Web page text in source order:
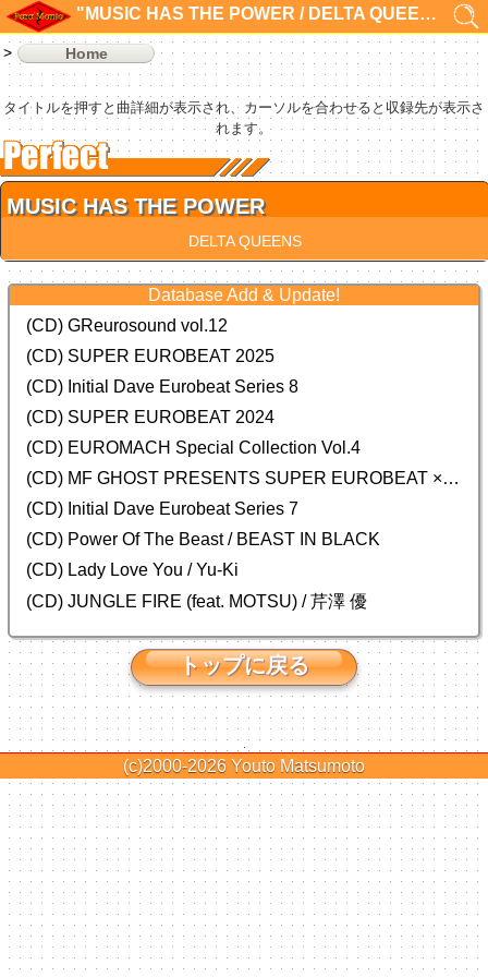
"MUSIC HAS THE POWER / DELTA QUEENS"の検索結果 1件
Home
タイトルを押すと曲詳細が表示され、カーソルを合わせると収録先が表示さ
れます。
MUSIC HAS THE POWER
DELTA QUEENS
Database Add & Update!
(CD) GReurosound vol.12
(CD) SUPER EUROBEAT 2025
(CD) Initial Dave Eurobeat Series 8
(CD) SUPER EUROBEAT 2024
(CD) EUROMACH Special Collection Vol.4
(CD) MF GHOST PRESENTS SUPER EUROBEAT × ORIGINAL SOUNDTRACK NEW COLLECTION
(CD) Initial Dave Eurobeat Series 7
(CD) Power Of The Beast / BEAST IN BLACK
(CD) Lady Love You / Yu-Ki
(CD) JUNGLE FIRE (feat. MOTSU) / 芹澤 優
トップに戻る
(c)2000-2026 Youto Matsumoto